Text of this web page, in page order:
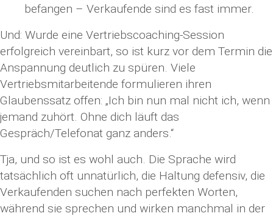
befangen – Verkaufende sind es fast immer.
Und: Wurde eine Vertriebscoaching-Session
erfolgreich vereinbart, so ist kurz vor dem Termin die
Anspannung deutlich zu spüren. Viele
Vertriebsmitarbeitende formulieren ihren
Glaubenssatz offen: „Ich bin nun mal nicht ich, wenn
jemand zuhört. Ohne dich läuft das
Gespräch/Telefonat ganz anders.“
Tja, und so ist es wohl auch. Die Sprache wird
tatsächlich oft unnatürlich, die Haltung defensiv, die
Verkaufenden suchen nach perfekten Worten,
während sie sprechen und wirken manchmal in der